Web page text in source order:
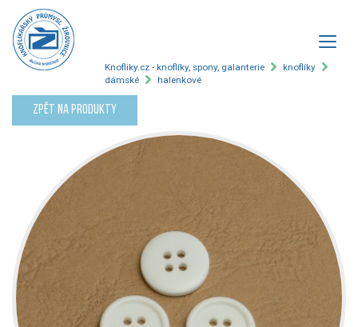
Knofliky.cz - knoflíky, spony, galanterie
knoflíky
dámské
halenkové
Zpět na produkty